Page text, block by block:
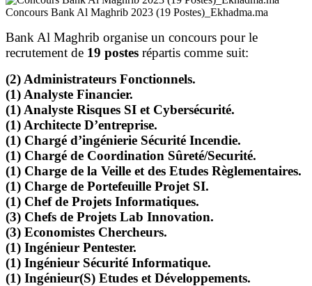
Concours Bank Al Maghrib 2023 (19 Postes)_Ekhadma.ma
Bank Al Maghrib organise un concours pour le
recrutement de 19 postes répartis comme suit:
(2) Administrateurs Fonctionnels.
(1) Analyste Financier.
(1) Analyste Risques SI et Cybersécurité.
(1) Architecte D’entreprise.
(1) Chargé d’ingénierie Sécurité Incendie.
(1) Chargé de Coordination Sûreté/Securité.
(1) Charge de la Veille et des Etudes Règlementaires.
(1) Charge de Portefeuille Projet SI.
(1) Chef de Projets Informatiques.
(3) Chefs de Projets Lab Innovation.
(3) Economistes Chercheurs.
(1) Ingénieur Pentester.
(1) Ingénieur Sécurité Informatique.
(1) Ingénieur(S) Etudes et Développements.